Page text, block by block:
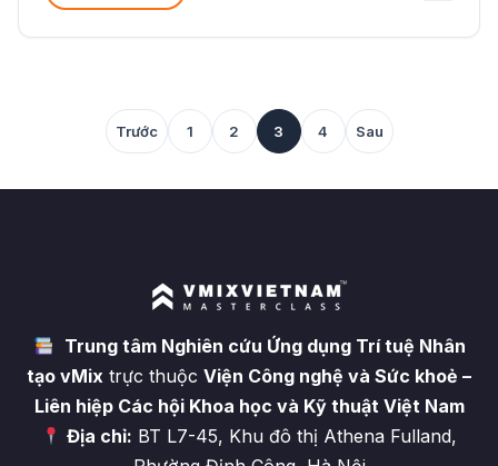
Trước 1 2 3 4 Sau
Trung tâm Nghiên cứu Ứng dụng Trí tuệ Nhân
tạo vMix trực thuộc Viện Công nghệ và Sức khoẻ –
Liên hiệp Các hội Khoa học và Kỹ thuật Việt Nam
Địa chỉ: BT L7-45, Khu đô thị Athena Fulland,